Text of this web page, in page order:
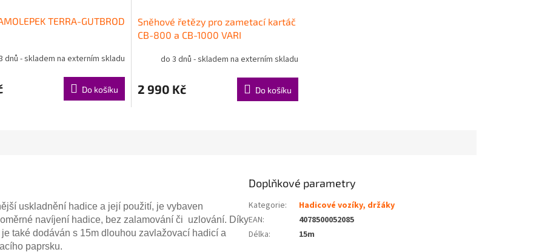
TERRA-GUTBROD
dnů - skladem na externím skladu
Do košíku
Sněhové řetězy pro zametací kartáč
CB-800 a CB-1000 VARI
do 3 dnů - skladem na externím skladu
2 990 Kč Do košíku
uskladnění hadice a její použití, je vybaven
navíjení hadice, bez zalamování či uzlování. Díky
také dodáván s 15m dlouhou zavlažovací hadicí a
paprsku.
Doplňkové parametry
Kategorie:
Hadicové vozíky, držáky
EAN:
4078500052085
Délka: 15m